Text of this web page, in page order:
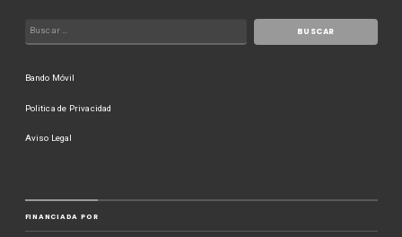
Bando Móvil
Politica de Privacidad
Aviso Legal
FINANCIADA POR